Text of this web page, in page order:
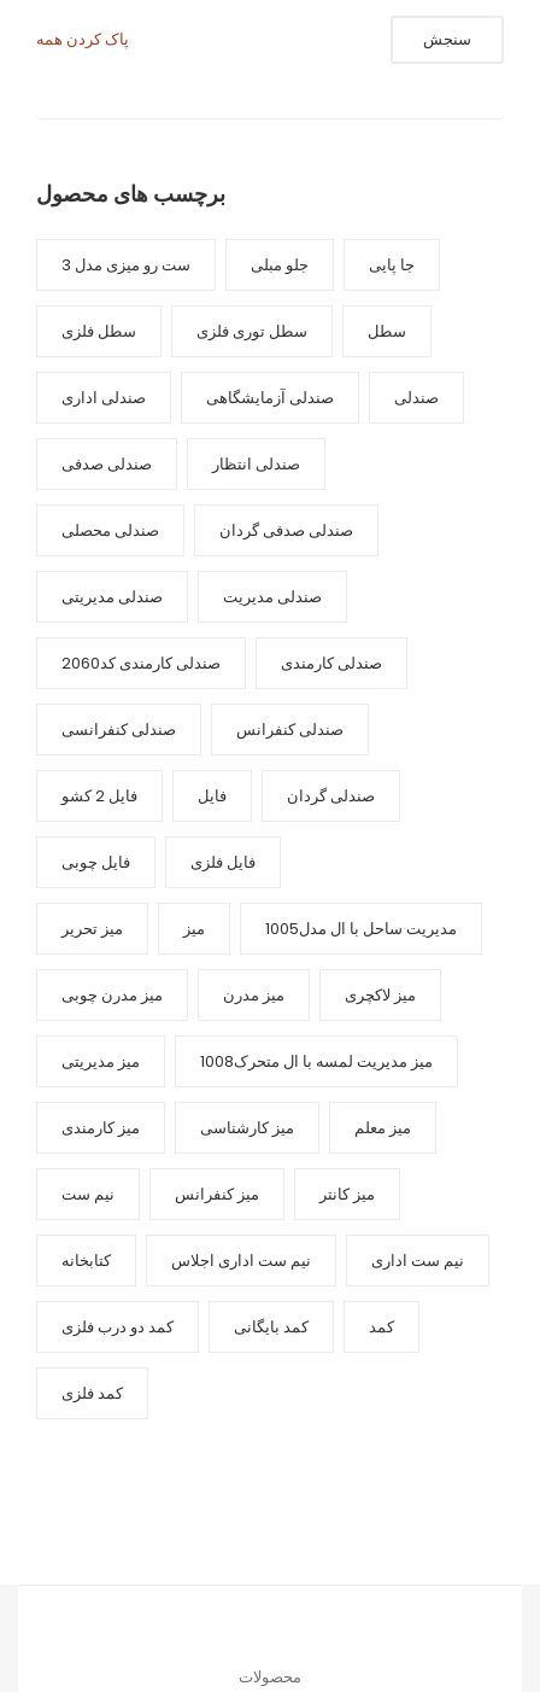
پاک کردن همه سنجش
برچسب های محصول
جا پایی جلو مبلی ست رو میزی مدل 3
سطل سطل توری فلزی سطل فلزی
صندلی صندلی آزمایشگاهی صندلی اداری
صندلی انتظار صندلی صدفی
صندلی صدفی گردان صندلی محصلی
صندلی مدیریت صندلی مدیریتی
صندلی کارمندی صندلی کارمندی کد2060
صندلی کنفرانس صندلی کنفرانسی
صندلی گردان فایل فایل 2 کشو
فایل فلزی فایل چوبی
مدیریت ساحل با ال مدل1005 میز میز تحریر
میز لاکچری میز مدرن میز مدرن چوبی
میز مدیریت لمسه با ال متحرک1008 میز مدیریتی
میز معلم میز کارشناسی میز کارمندی
میز کانتر میز کنفرانس نیم ست
نیم ست اداری نیم ست اداری اجلاس کتابخانه
کمد کمد بایگانی کمد دو درب فلزی
کمد فلزی
محصولات